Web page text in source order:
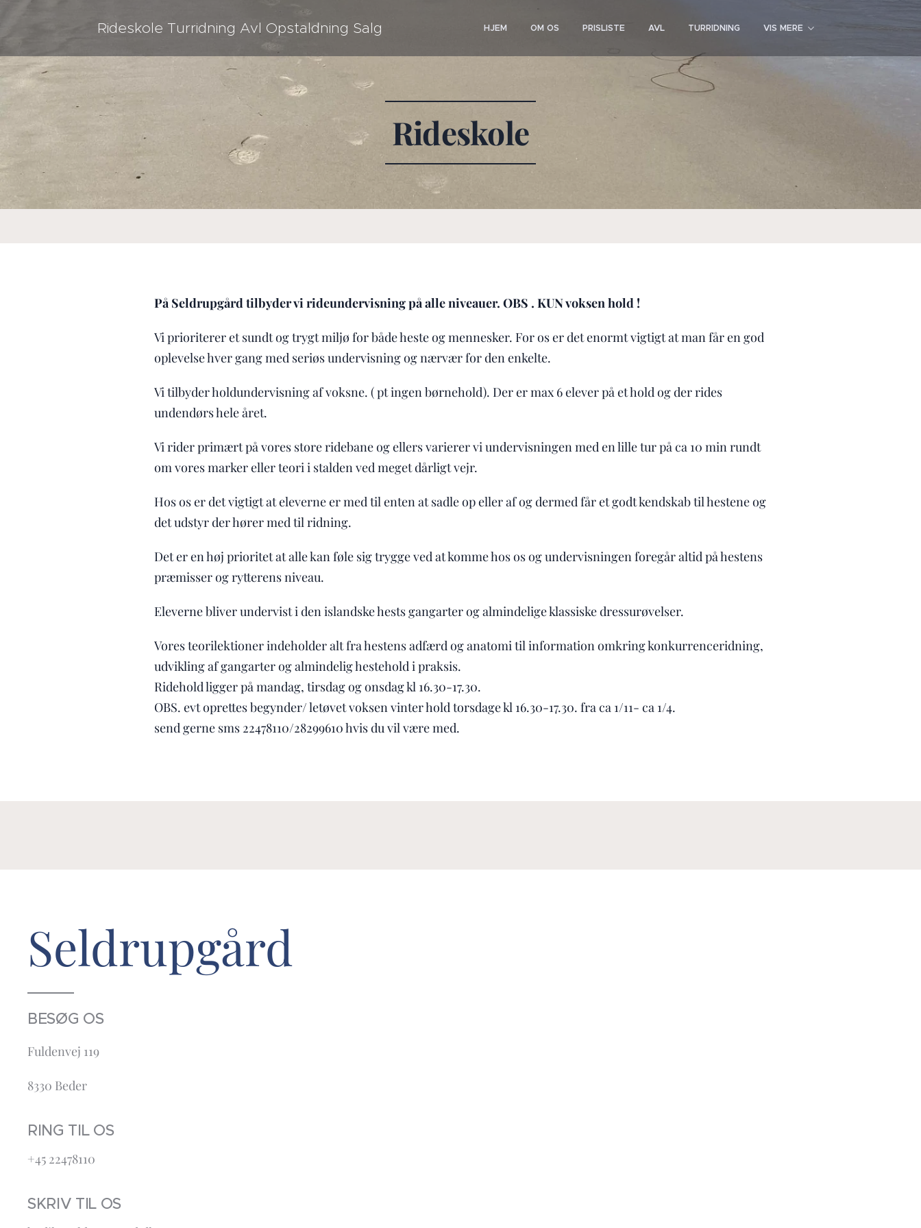
Rideskole Turridning Avl Opstaldning Salg HJEM OM OS PRISLISTE AVL TURRIDNING VIS MERE
Rideskole
På Seldrupgård tilbyder vi rideundervisning på alle niveauer. OBS . KUN voksen hold !
Vi prioriterer et sundt og trygt miljø for både heste og mennesker. For os er det enormt vigtigt at man får en god
oplevelse hver gang med seriøs undervisning og nærvær for den enkelte.
Vi tilbyder holdundervisning af voksne. ( pt ingen børnehold). Der er max 6 elever på et hold og der rides
undendørs hele året.
Vi rider primært på vores store ridebane og ellers varierer vi undervisningen med en lille tur på ca 10 min rundt
om vores marker eller teori i stalden ved meget dårligt vejr.
Hos os er det vigtigt at eleverne er med til enten at sadle op eller af og dermed får et godt kendskab til hestene og
det udstyr der hører med til ridning.
Det er en høj prioritet at alle kan føle sig trygge ved at komme hos os og undervisningen foregår altid på hestens
præmisser og rytterens niveau.
Eleverne bliver undervist i den islandske hests gangarter og almindelige klassiske dressurøvelser.
Vores teorilektioner indeholder alt fra hestens adfærd og anatomi til information omkring konkurrenceridning,
udvikling af gangarter og almindelig hestehold i praksis.
Ridehold ligger på mandag, tirsdag og onsdag kl 16.30-17.30.
OBS. evt oprettes begynder/ letøvet voksen vinter hold torsdage kl 16.30-17.30. fra ca 1/11- ca 1/4.
send gerne sms 22478110/28299610 hvis du vil være med.
Seldrupgård
BESØG OS
Fuldenvej 119
8330 Beder
RING TIL OS
+45 22478110
SKRIV TIL OS